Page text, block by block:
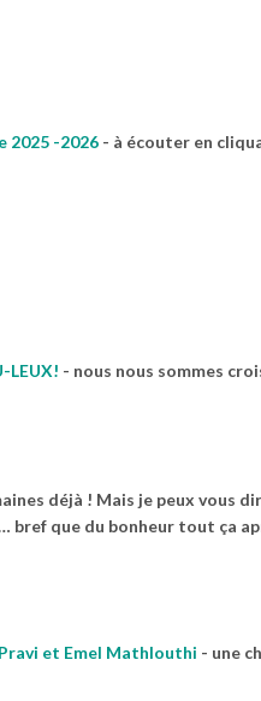
2025 -2026 - à écouter en
LEUX! - nous nous sommes
déjà ! Mais je peux vous
que du bonheur tout ça
et Emel Mathlouthi - une